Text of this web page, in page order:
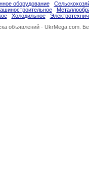
оборудование
Холодильное
объявлений - UkrMega.com.